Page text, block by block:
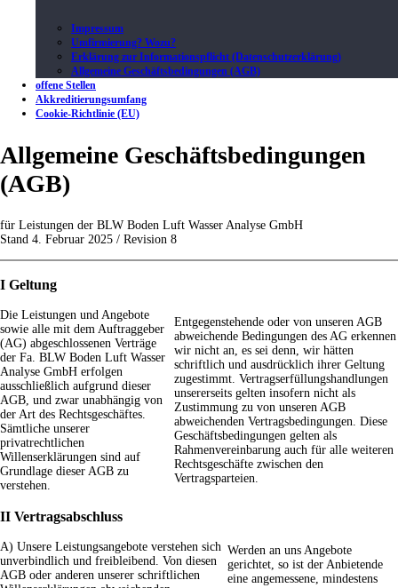
Impressum
Umfirmierung? Wozu?
Erklärung zur Informationspflicht (Datenschutzerklärung)
Allgemeine Geschäftsbedingungen (AGB)
offene Stellen
Akkreditierungsumfang
Cookie-Richtlinie (EU)
Allgemeine Geschäftsbedingungen
(AGB)
für Leistungen der BLW Boden Luft Wasser Analyse GmbH
Stand 4. Februar 2025 / Revision 8
I Geltung
Die Leistungen und Angebote
sowie alle mit dem Auftraggeber
(AG) abgeschlossenen Verträge
der Fa. BLW Boden Luft Wasser
Analyse GmbH erfolgen
ausschließlich aufgrund dieser
AGB, und zwar unabhängig von
der Art des Rechtsgeschäftes.
Sämtliche unserer
privatrechtlichen
Willenserklärungen sind auf
Grundlage dieser AGB zu
verstehen.
Entgegenstehende oder von unseren AGB
abweichende Bedingungen des AG erkennen
wir nicht an, es sei denn, wir hätten
schriftlich und ausdrücklich ihrer Geltung
zugestimmt. Vertragserfüllungshandlungen
unsererseits gelten insofern nicht als
Zustimmung zu von unseren AGB
abweichenden Vertragsbedingungen. Diese
Geschäftsbedingungen gelten als
Rahmenvereinbarung auch für alle weiteren
Rechtsgeschäfte zwischen den
Vertragsparteien.
II Vertragsabschluss
A) Unsere Leistungsangebote verstehen sich
unverbindlich und freibleibend. Von diesen
AGB oder anderen unserer schriftlichen
Werden an uns Angebote
gerichtet, so ist der Anbietende
eine angemessene, mindestens